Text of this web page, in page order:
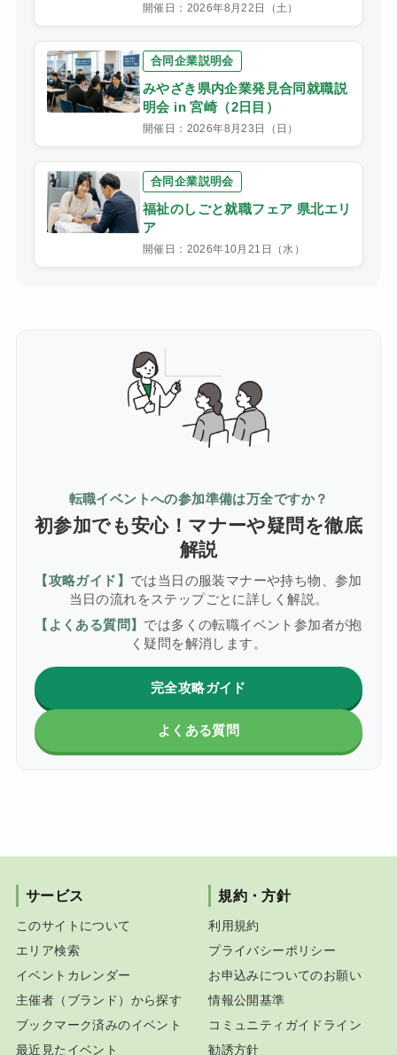
開催日：2026年8月22日（土）
合同企業説明会
みやざき県内企業発見合同就職説
明会 in 宮崎（2日目）
開催日：2026年8月23日（日）
合同企業説明会
福祉のしごと就職フェア 県北エリ
ア
開催日：2026年10月21日（水）
転職イベントへの参加準備は万全ですか？
初参加でも安心！マナーや疑問を徹底
解説
【攻略ガイド】 では当日の服装マナーや持ち物、参加
当日の流れをステップごとに詳しく解説。
【よくある質問】 では多くの転職イベント参加者が抱
く疑問を解消します。
完全攻略ガイド
よくある質問
サービス
このサイトについて
エリア検索
イベントカレンダー
主催者（ブランド）から探す
ブックマーク済みのイベント
最近見たイベント
規約・方針
利用規約
プライバシーポリシー
お申込みについてのお願い
情報公開基準
コミュニティガイドライン
勧誘方針